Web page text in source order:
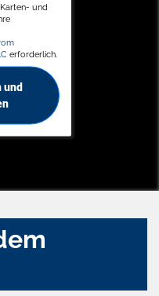
und
erforderlich.